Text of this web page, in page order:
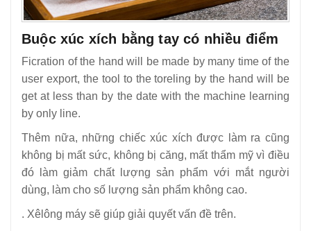
Buộc xúc xích bằng tay có nhiều điểm
Ficration of the hand will be made by many time of the
user export, the tool to the toreling by the hand will be
get at less than by the date with the machine learning
by only line.
Thêm nữa, những chiếc xúc xích được làm ra cũng
không bị mất sức, không bị căng, mất thẩm mỹ vì điều
đó làm giảm chất lượng sản phẩm với mắt người
dùng, làm cho số lượng sản phẩm không cao.
. Xêlông máy sẽ giúp giải quyết vấn đề trên.